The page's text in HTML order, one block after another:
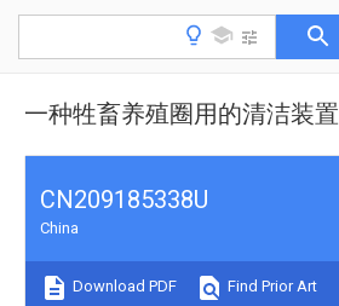
一种牲畜养殖圈用的清洁装置
CN209185338U
China
Download PDF Find Prior Art